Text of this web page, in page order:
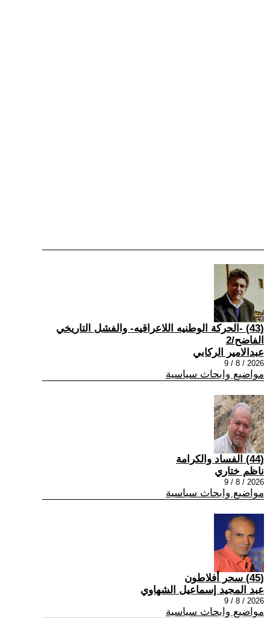
(43) -الحركة الوطنيه اللاعراقيه- والفشل التاريخي
الفاضح/2
عبدالامير الركابي
2026 / 8 / 9
مواضيع وابحاث سياسية
(44) الفساد والكرامة
ناظم ختاري
2026 / 8 / 9
مواضيع وابحاث سياسية
(45) سحر أفلاطون
عبد المجيد إسماعيل الشهاوي
2026 / 8 / 9
مواضيع وابحاث سياسية